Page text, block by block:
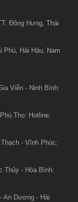
Đông Hưng, Thái
Phú, Hải Hậu, Nam
Viễn - Ninh Bình:
Thọ: Hotline:
- Vĩnh Phúc:
Thủy - Hòa Bình:
An Dương - Hải